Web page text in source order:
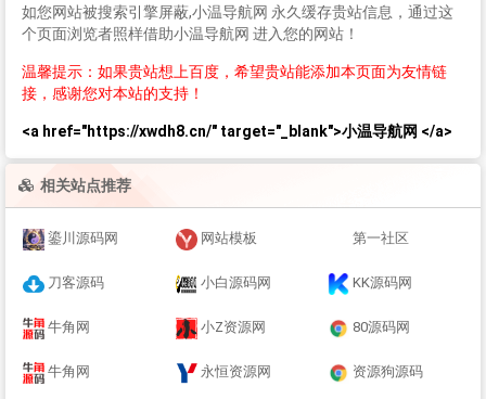
如您网站被搜索引擎屏蔽,小温导航网 永久缓存贵站信息，通过这
个页面浏览者照样借助小温导航网 进入您的网站！
温馨提示：如果贵站想上百度，希望贵站能添加本页面为友情链
接，感谢您对本站的支持！
<a href="https://xwdh8.cn/" target="_blank">小温导航网 </a>
相关站点推荐
鎏川源码网 网站模板 第一社区
刀客源码 小白源码网 KK源码网
牛角网 小Z资源网 80源码网
牛角网 永恒资源网 资源狗源码